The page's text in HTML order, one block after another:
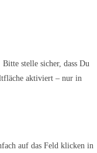
stelle sicher, dass Du
aktiviert – nur in
auf das Feld klicken in